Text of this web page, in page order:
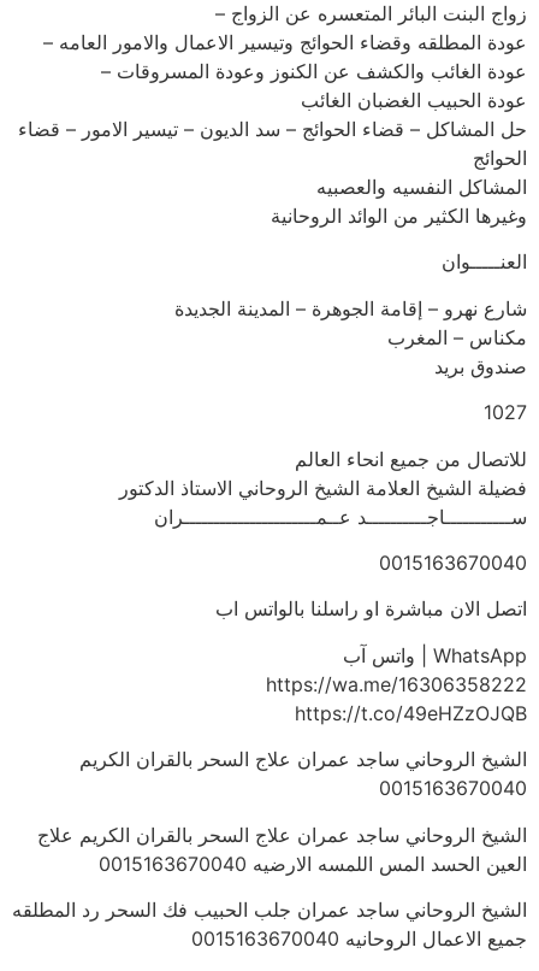
زواج البنت البائر المتعسره عن الزواج –
عودة المطلقه وقضاء الحوائج وتيسير الاعمال والامور العامه –
عودة الغائب والكشف عن الكنوز وعودة المسروقات –
عودة الحبيب الغضبان الغائب
حل المشاكل – قضاء الحوائج – سد الديون – تيسير الامور – قضاء
الحوائج
المشاكل النفسيه والعصبيه
وغيرها الكثير من الوائد الروحانية
العنـــــوان
شارع نهرو – إقامة الجوهرة – المدينة الجديدة
مكناس – المغرب
صندوق بريد
1027
للاتصال من جميع انحاء العالم
فضيلة الشيخ العلامة الشيخ الروحاني الاستاذ الدكتور
ســـــــــــاجــــــــــد عــمــــــــــــــــــــــران
0015163670040
اتصل الان مباشرة او راسلنا بالواتس اب
WhatsApp | واتس آب
https://wa.me/16306358222
https://t.co/49eHZzOJQB
الشيخ الروحاني ساجد عمران علاج السحر بالقران الكريم
0015163670040
الشيخ الروحاني ساجد عمران علاج السحر بالقران الكريم علاج
العين الحسد المس اللمسه الارضيه 0015163670040
الشيخ الروحاني ساجد عمران جلب الحبيب فك السحر رد المطلقه
جميع الاعمال الروحانيه 0015163670040